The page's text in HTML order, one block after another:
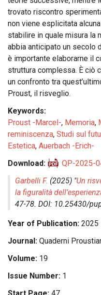
trovato riscontro
non viene esplicitata
stabilire in quale misura la
abbia anticipato un secolo
è importante elaborarne il
struttura complessa. È ciò
un confronto tra
Proust, il risveglio.
Keywords
Proust -Marcel-, Memoria,
reminiscenza, Studi sul
Estetica, Auerbach -Erich-
Download
QP-2025-
Garbelli F. (2025) "Un
la figuralità
47-78. DOI: 10.25430/
Year of Publication 2025
Journal Quaderni
Volume 19
Issue Number 1